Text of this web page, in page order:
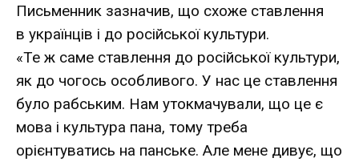
Письменник зазначив, що схоже ставлення
в українців і до російської культури.
«Те ж саме ставлення до російської культури,
як до чогось особливого. У нас це ставлення
було рабським. Нам утокмачували, що це є
мова і культура пана, тому треба
орієнтуватись на панське. Але мене дивує, що